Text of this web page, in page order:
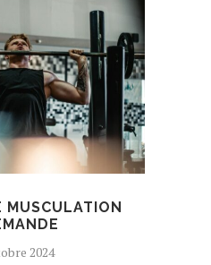
MUSCULATION
2024